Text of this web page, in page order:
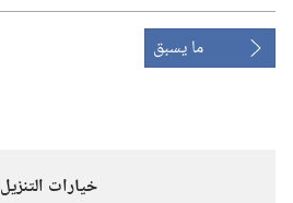
ما يسبق
خيارات التنزيل